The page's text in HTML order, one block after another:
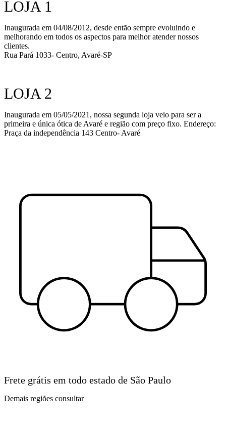
LOJA 1
Inaugurada em 04/08/2012, desde então sempre evoluindo e
melhorando em todos os aspectos para melhor atender nossos
clientes.
Rua Pará 1033- Centro, Avaré-SP
LOJA 2
Inaugurada em 05/05/2021, nossa segunda loja veio para ser a
primeira e única ótica de Avaré e região com preço fixo. Endereço:
Praça da independência 143 Centro- Avaré
Frete grátis em todo estado de São Paulo
Demais regiões consultar